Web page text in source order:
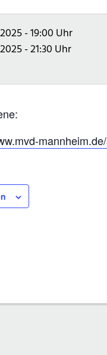
- 19:00 Uhr
- 21:30 Uhr